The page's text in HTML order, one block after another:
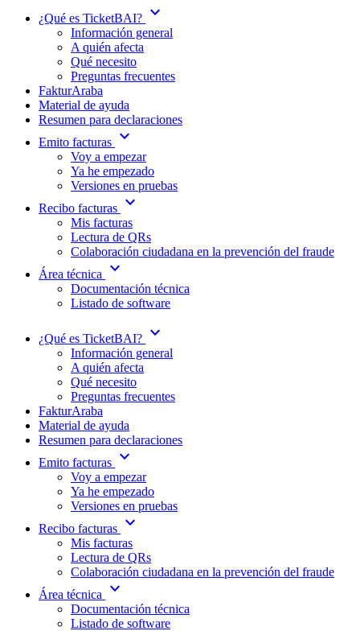
¿Qué es TicketBAI? expand_more
Información general
A quién afecta
Qué necesito
Preguntas frecuentes
FakturAraba
Material de ayuda
Resumen para declaraciones
Emito facturas expand_more
Voy a empezar
Ya he empezado
Versiones en pruebas
Recibo facturas expand_more
Mis facturas
Lectura de QRs
Colaboración ciudadana en la prevención del fraude
Área técnica
expand_more
Documentación técnica
Listado de software
¿Qué es TicketBAI? expand_more
Información general
A quién afecta
Qué necesito
Preguntas frecuentes
FakturAraba
Material de ayuda
Resumen para declaraciones
Emito facturas expand_more
Voy a empezar
Ya he empezado
Versiones en pruebas
Recibo facturas expand_more
Mis facturas
Lectura de QRs
Colaboración ciudadana en la prevención del fraude
Área técnica
expand_more
Documentación técnica
Listado de software